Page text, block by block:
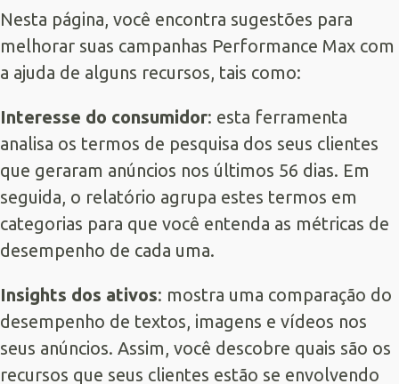
Nesta página, você encontra sugestões para
melhorar suas campanhas Performance Max com
a ajuda de alguns recursos, tais como:
Interesse do consumidor: esta ferramenta
analisa os termos de pesquisa dos seus clientes
que geraram anúncios nos últimos 56 dias. Em
seguida, o relatório agrupa estes termos em
categorias para que você entenda as métricas de
desempenho de cada uma.
Insights dos ativos: mostra uma comparação do
desempenho de textos, imagens e vídeos nos
seus anúncios. Assim, você descobre quais são os
recursos que seus clientes estão se envolvendo